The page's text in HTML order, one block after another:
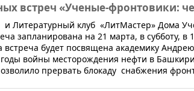
встреч «Ученые-фронтовики:
и Литературный клуб «ЛитМастер» Дома
запланирована на 21 марта, в субботу,
встреча будет посвящена академику
войны месторождения нефти в
прервать блокаду снабжения